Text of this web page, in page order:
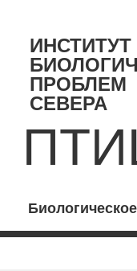
ИНСТИТУТ
ПРОБЛЕМ
СЕВЕРА